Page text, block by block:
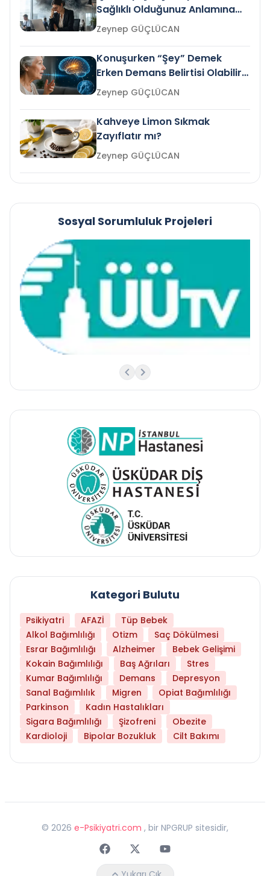
Sağlıklı Olduğunuz Anlamına
Gelir mi?Zeynep GÜÇLÜCAN
Konuşurken “Şey” Demek
Erken Demans Belirtisi Olabilir
mi?
Zeynep GÜÇLÜCAN
Kahveye Limon Sıkmak
Zayıflatır mı?
Zeynep GÜÇLÜCAN
Sosyal Sorumluluk Projeleri
Kategori Bulutu
Psikiyatri AFAZİ
Tüp Bebek
Alkol Bağımlılığı
Otizm
Saç Dökülmesi
Esrar Bağımlılığı
Alzheimer
Bebek Gelişimi
Kokain Bağımlılığı
Baş Ağrıları
Stres
Kumar Bağımlılığı
Demans
Depresyon
Sanal Bağımlılık
Migren
Opiat Bağımlılığı
Parkinson
Kadın Hastalıkları
Sigara Bağımlılığı
Şizofreni
Obezite
Kardioloji
Bipolar Bozukluk Cilt Bakımı
© 2026 e-Psikiyatri.com , bir NPGRUP sitesidir,
FaceebokTwitterYoutube